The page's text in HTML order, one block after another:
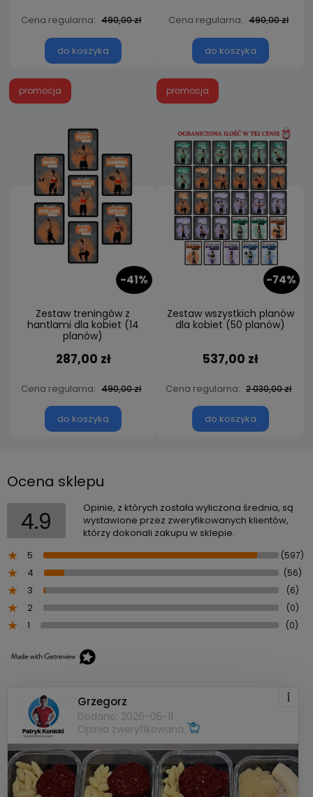
Cena regularna: 490,00 zł
do koszyka
Cena regularna: 490,00 zł
do koszyka
-41%
Zestaw treningów z
hantlami dla kobiet (14
planów)
287,00 zł
Cena regularna: 490,00 zł
do koszyka
promocja
-74%
Zestaw wszystkich planów
dla kobiet (50 planów)
537,00 zł
Cena regularna: 2 030,00 zł
do koszyka
promocja
Ocena sklepu
4.9
Opinie, z których została wyliczona średnia, są
wystawione przez zweryfikowanych klientów,
którzy dokonali zakupu w sklepie.
5
(597)
4 (56)
3 (6)
2 (0)
1 (0)
Grzegorz
Dodano: 2026-05-11
Opinia zweryfikowana